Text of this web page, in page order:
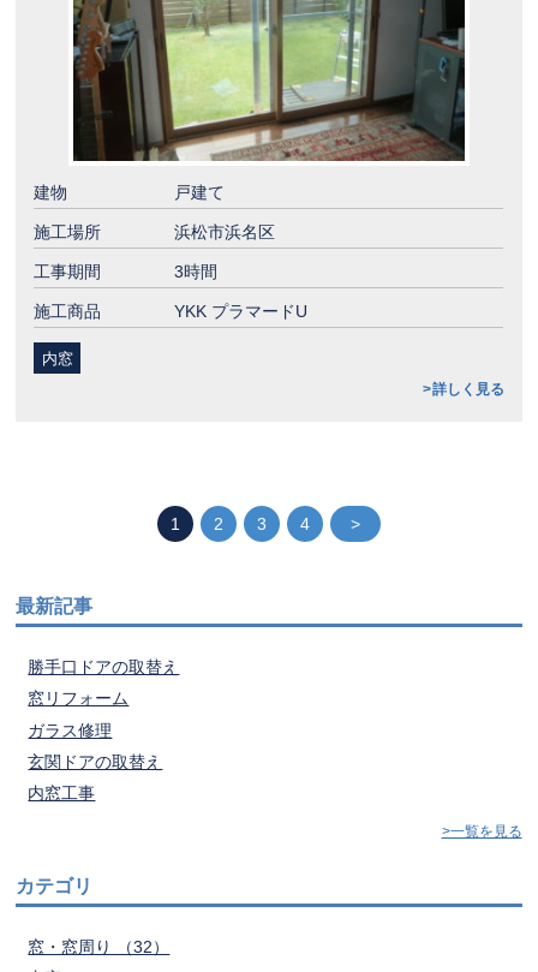
建物 戸建て
施工場所 浜松市浜名区
工事期間 3時間
施工商品 YKK プラマードU
内窓
詳しく見る
1 2 3 4 >
最新記事
勝手口ドアの取替え
窓リフォーム
ガラス修理
玄関ドアの取替え
内窓工事
>一覧を見る
カテゴリ
窓・窓周り （32）